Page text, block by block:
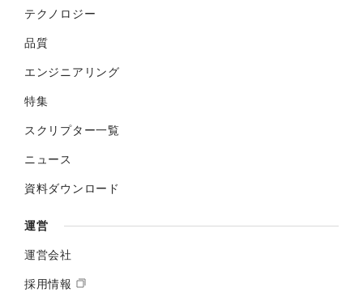
テクノロジー
品質
エンジニアリング
特集
スクリプター一覧
ニュース
資料ダウンロード
運営
運営会社
採用情報